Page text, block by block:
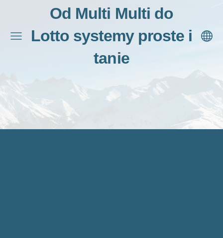
Od Multi Multi do
Lotto systemy proste i
tanie